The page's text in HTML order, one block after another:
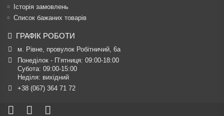
Історія замовлень
Список бажаних товарів
ГРАФІК РОБОТИ
м. Рівне, провулок Робітничий, 6а
Понеділок - П’ятниця: 09:00-18:00
Субота: 09:00-15:00
Неділя: вихідний
+38 (067) 364 71 72